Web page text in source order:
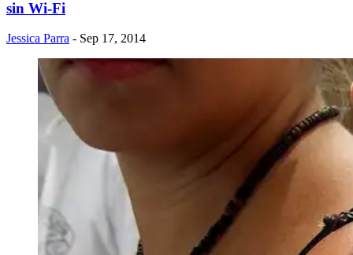
sin Wi-Fi
Jessica Parra - Sep 17, 2014